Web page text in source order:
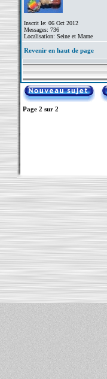
Inscrit le: 06 Oct 2012
Messages: 736
Localisation: Seine et Marne
Revenir en haut de page
Page 2 sur 2